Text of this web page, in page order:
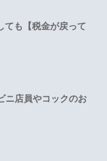
ても【税金が戻って
ニ店員やコックのお